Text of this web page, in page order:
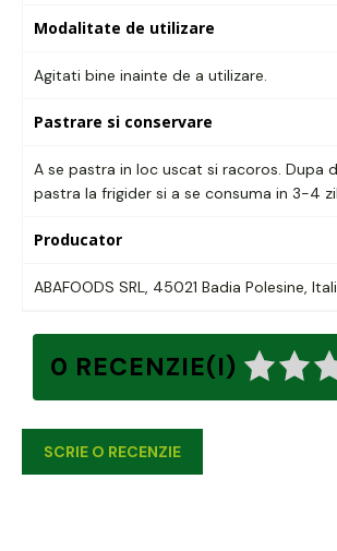
Modalitate de utilizare
Agitati bine inainte de a utilizare.
Pastrare si conservare
A se pastra in loc uscat si racoros. Dupa
pastra la frigider si a se consuma in 3-4
Producator
ABAFOODS SRL, 45021 Badia Polesine,
0 RECENZIE(I)
SCRIE O RECENZIE